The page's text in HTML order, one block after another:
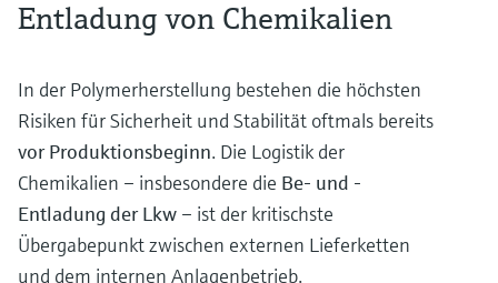
Entladung von Chemikalien
In der Polymerherstellung bestehen die höchsten
Risiken für Sicherheit und Stabilität oftmals bereits
vor Produktionsbeginn. Die Logistik der
Chemikalien – insbesondere die Be- und -
Entladung der Lkw – ist der kritischste
Übergabepunkt zwischen externen Lieferketten
und dem internen Anlagenbetrieb.